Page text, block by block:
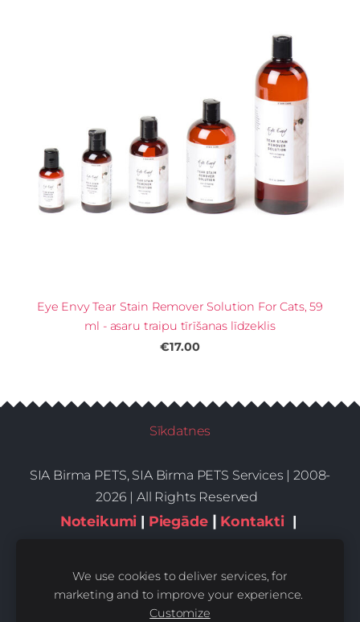
Eye Envy Tear Stain Remover Solution For Cats, 59
ml - asaru traipu tīrīšanas līdzeklis
€17.00
Sīkdatnes
SIA Birma PETS, SIA Birma PETS Services | 2008-
2026 | All Rights Reserved
Noteikumi | Piegāde | Kontakti|
We use cookies to deliver services, for
marketing and to improve your experience.
Customize